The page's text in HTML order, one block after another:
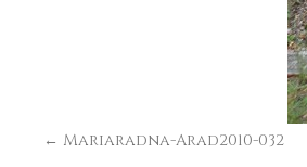
Mariaradna-Arad2010-032